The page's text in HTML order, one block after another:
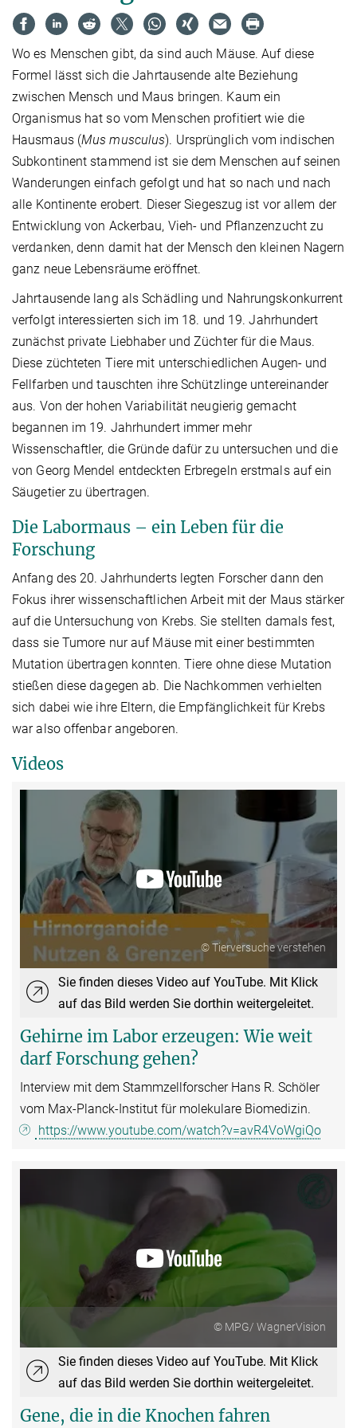
Wo es Menschen gibt, da sind auch Mäuse. Auf diese
Formel lässt sich die Jahrtausende alte Beziehung
zwischen Mensch und Maus bringen. Kaum ein
Organismus hat so vom Menschen profitiert wie die
Hausmaus (Mus musculus). Ursprünglich vom indischen
Subkontinent stammend ist sie dem Menschen auf seinen
Wanderungen einfach gefolgt und hat so nach und nach
alle Kontinente erobert. Dieser Siegeszug ist vor allem der
Entwicklung von Ackerbau, Vieh- und Pflanzenzucht zu
verdanken, denn damit hat der Mensch den kleinen Nagern
ganz neue Lebensräume eröffnet.
Jahrtausende lang als Schädling und Nahrungskonkurrent
verfolgt interessierten sich im 18. und 19. Jahrhundert
zunächst private Liebhaber und Züchter für die Maus.
Diese züchteten Tiere mit unterschiedlichen Augen- und
Fellfarben und tauschten ihre Schützlinge untereinander
aus. Von der hohen Variabilität neugierig gemacht
begannen im 19. Jahrhundert immer mehr
Wissenschaftler, die Gründe dafür zu untersuchen und die
von Georg Mendel entdeckten Erbregeln erstmals auf ein
Säugetier zu übertragen.
Die Labormaus – ein Leben für die
Forschung
Anfang des 20. Jahrhunderts legten Forscher dann den
Fokus ihrer wissenschaftlichen Arbeit mit der Maus stärker
auf die Untersuchung von Krebs. Sie stellten damals fest,
dass sie Tumore nur auf Mäuse mit einer bestimmten
Mutation übertragen konnten. Tiere ohne diese Mutation
stießen diese dagegen ab. Die Nachkommen verhielten
sich dabei wie ihre Eltern, die Empfänglichkeit für Krebs
war also offenbar angeboren.
Videos
© Tierversuche verstehen
Sie finden dieses Video auf YouTube. Mit Klick
auf das Bild werden Sie dorthin weitergeleitet.
Gehirne im Labor erzeugen: Wie weit
darf Forschung gehen?
Interview mit dem Stammzellforscher Hans R. Schöler
vom Max-Planck-Institut für molekulare Biomedizin.
https://www.youtube.com/watch?v=avR4VoWgiQo
© MPG/ WagnerVision
Sie finden dieses Video auf YouTube. Mit Klick
auf das Bild werden Sie dorthin weitergeleitet.
Gene, die in die Knochen fahren